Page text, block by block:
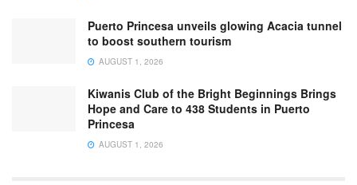
Puerto Princesa unveils glowing Acacia tunnel
to boost southern tourism
AUGUST 1, 2026
Kiwanis Club of the Bright Beginnings Brings
Hope and Care to 438 Students in Puerto
Princesa
AUGUST 1, 2026